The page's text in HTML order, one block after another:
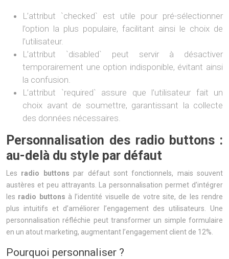
L’attribut `checked` est utile pour pré-sélectionner
l’option la plus populaire, facilitant ainsi le choix de
l’utilisateur.
L’attribut `disabled` peut servir à désactiver
temporairement une option indisponible, évitant ainsi
la confusion.
L’attribut `required` assure que l’utilisateur fait un
choix avant de soumettre, garantissant la collecte
des données nécessaires.
Personnalisation des radio buttons :
au-delà du style par défaut
Les radio buttons par défaut sont fonctionnels, mais souvent
austères et peu attrayants. La personnalisation permet d’intégrer
les radio buttons à l’identité visuelle de votre site, de les rendre
plus intuitifs et d’améliorer l’engagement des utilisateurs. Une
personnalisation réfléchie peut transformer un simple formulaire
en un atout marketing, augmentant l’engagement client de 12%.
Pourquoi personnaliser ?